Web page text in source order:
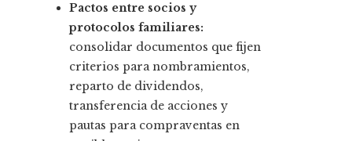
Pactos entre socios y
protocolos familiares:
consolidar documentos que fijen
criterios para nombramientos,
reparto de dividendos,
transferencia de acciones y
pautas para compraventas en